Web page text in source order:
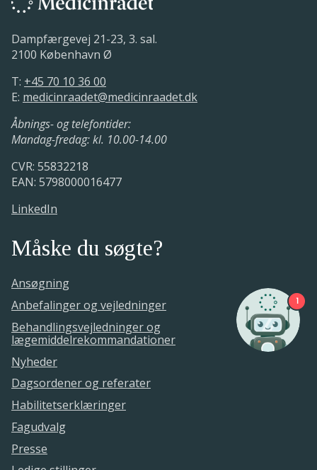
Dampfærgevej 21-23, 3. sal.
2100 København Ø
T: +45 70 10 36 00
E: medicinraadet@medicinraadet.dk
Åbnings- og telefontider:
Mandag-fredag: kl. 10.00-14.00
CVR: 55832218
EAN: 5798000016477
LinkedIn
Måske du søgte?
Ansøgning
Anbefalinger og vejledninger
Behandlingsvejledninger og
lægemiddelrekommandationer
Nyheder
Dagsordener og referater
Habilitetserklæringer
Fagudvalg
Presse
1